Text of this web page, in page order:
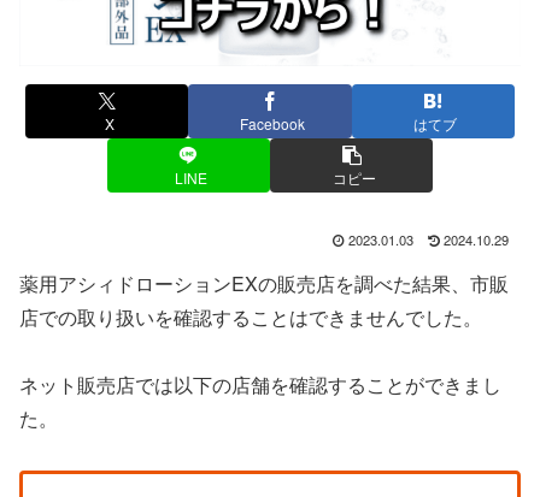
X Facebook はてブ
LINE コピー
2023.01.03 2024.10.29
薬用アシィドローションEXの販売店を調べた結果、市販
店での取り扱いを確認することはできませんでした。
ネット販売店では以下の店舗を確認することができまし
た。